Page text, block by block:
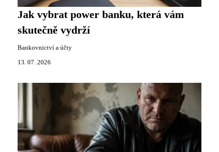
Jak vybrat power banku, která vám
skutečně vydrží
Bankovnictví a účty
13. 07. 2026